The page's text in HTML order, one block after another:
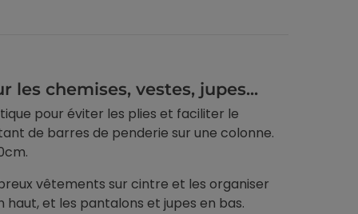
intérieure sans gros travaux
grâce aux kits de placage bois
massif et aux kits de
moulures...
13/11/2025 08/07/2025
les chemises, vestes, jupes...
pour éviter les plies et faciliter le
de barres de penderie sur une colonne.
vêtements sur cintre et les organiser
et les pantalons et jupes en bas.